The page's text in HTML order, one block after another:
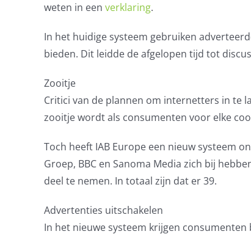
weten in een verklaring.
In het huidige systeem gebruiken
bieden. Dit leidde de afgelopen tijd tot
Zooitje
Critici van de plannen om internetters in te
zooitje wordt als consumenten voor elke
Toch heeft IAB Europe een nieuw systeem
Groep, BBC en Sanoma Media zich bij
deel te nemen. In totaal zijn dat er 39.
Advertenties uitschakelen
In het nieuwe systeem krijgen